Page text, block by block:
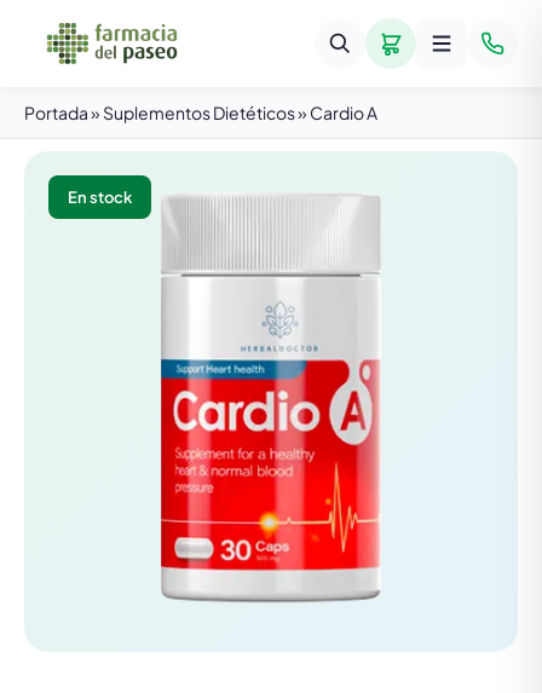
Portada» Suplementos Dietéticos» Cardio A
En stock